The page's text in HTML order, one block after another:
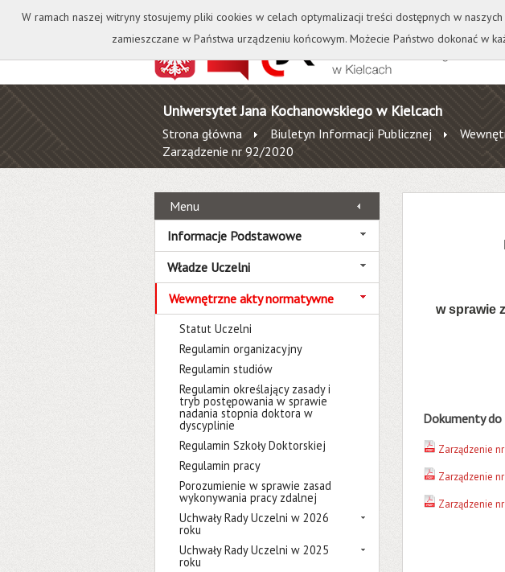
Kontakt Biblioteka Wydawnictwo
Uniwersytet Jana Kochanowskiego w Kielcach
Strona główna Biuletyn Informacji Publicznej
Zarządzenie nr 92/2020
Menu
Informacje Podstawowe
Władze Uczelni
Wewnętrzne akty normatywne
Statut Uczelni
Regulamin organizacyjny
Regulamin studiów
Regulamin określający zasady i
tryb postępowania w sprawie
nadania stopnia doktora w
dyscyplinie
Regulamin Szkoły Doktorskiej
Regulamin pracy
Porozumienie w sprawie zasad
wykonywania pracy zdalnej
Uchwały Rady Uczelni w 2026
roku
Uchwały Rady Uczelni w 2025
roku
w sprawie
Dokumenty do
Zarządzenie
Zarządzenie
Zarządzenie
W ramach naszej witryny stosujemy pliki cookies w celach optymalizacji treści dostępnych w
zamieszczane w Państwa urządzeniu końcowym. Możecie Państwo dokonać w